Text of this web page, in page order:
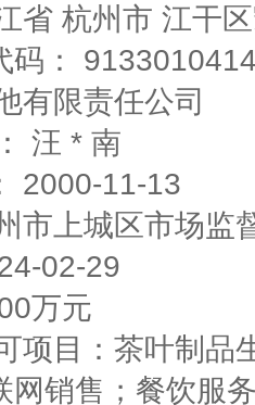
地址： 浙江省 杭州市
码：
有限责任公司
汪 * 南
2000-11-13
市上城区市场监
02-29
万元
项目：茶叶制品
网销售；餐饮服